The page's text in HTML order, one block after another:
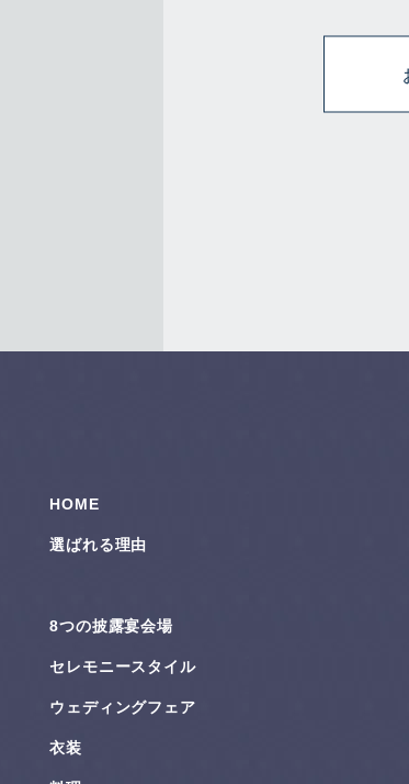
HOME
選ばれる理由
8つの披露宴会場
セレモニースタイル
ウェディングフェア
衣装